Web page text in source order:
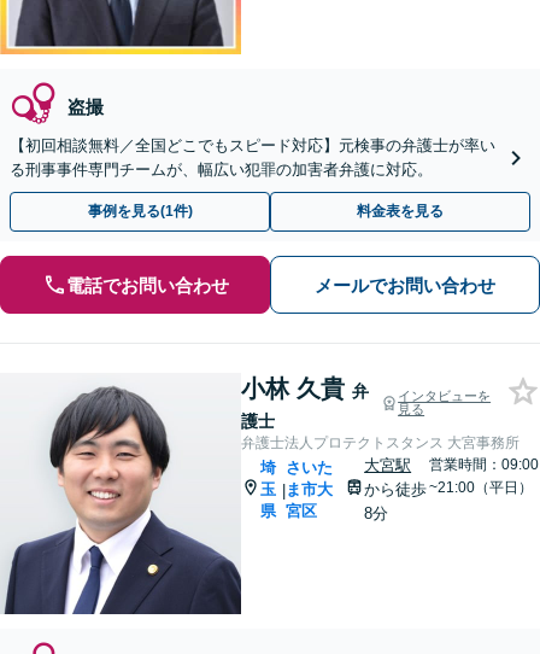
盗撮
【初回相談無料／全国どこでもスピード対応】元検事の弁護士が率い
る刑事事件専門チームが、幅広い犯罪の加害者弁護に対応。
事例を見る(1件) 料金表を見る
電話でお問い合わせ メールでお問い合わせ
小林 久貴 弁
護士
インタビューを
見る
弁護士法人プロテクトスタンス 大宮事務所
埼
玉
県
|
さいた
ま市大
宮区
大宮駅
から徒歩
8分
営業時間：09:00
~21:00（平日）